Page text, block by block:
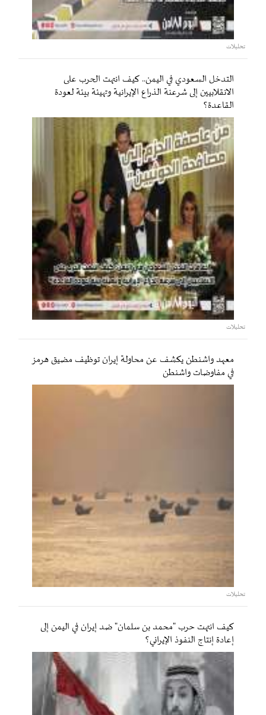
تحليلات
التدخل السعودي في اليمن.. كيف انتهت الحرب على
الانقلابيين إلى شرعنة الذراع الإيرانية وتهيئة بيئة لعودة
القاعدة؟
تحليلات
معهد واشنطن يكشف عن محاولة إيران توظيف مضيق هرمز
في مفاوضات واشنطن
تحليلات
كيف انتهت حرب "محمد بن سلمان" ضد إيران في اليمن إلى
إعادة إنتاج النفوذ الإيراني؟